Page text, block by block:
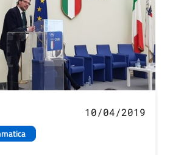
10/04/2019